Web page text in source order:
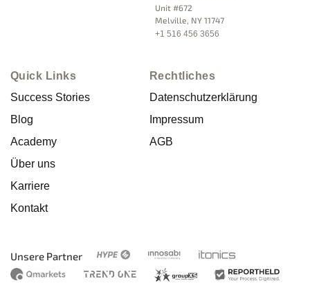
Unit #672
Melville, NY 11747
+1 516 456 3656
Quick Links
Success Stories
Blog
Academy
Über uns
Karriere
Kontakt
Rechtliches
Datenschutzerklärung
Impressum
AGB
Unsere Partner